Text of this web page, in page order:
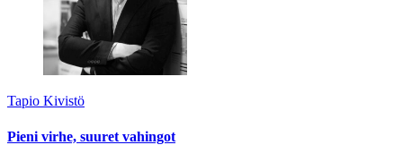
Tapio Kivistö
Pieni virhe, suuret vahingot